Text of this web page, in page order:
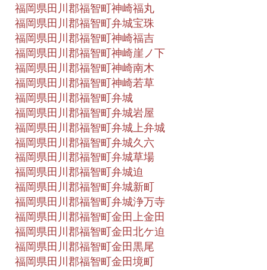
福岡県田川郡福智町神崎福丸
福岡県田川郡福智町弁城宝珠
福岡県田川郡福智町神崎福吉
福岡県田川郡福智町神崎崖ノ下
福岡県田川郡福智町神崎南木
福岡県田川郡福智町神崎若草
福岡県田川郡福智町弁城
福岡県田川郡福智町弁城岩屋
福岡県田川郡福智町弁城上弁城
福岡県田川郡福智町弁城久六
福岡県田川郡福智町弁城草場
福岡県田川郡福智町弁城迫
福岡県田川郡福智町弁城新町
福岡県田川郡福智町弁城浄万寺
福岡県田川郡福智町金田上金田
福岡県田川郡福智町金田北ケ迫
福岡県田川郡福智町金田黒尾
福岡県田川郡福智町金田境町